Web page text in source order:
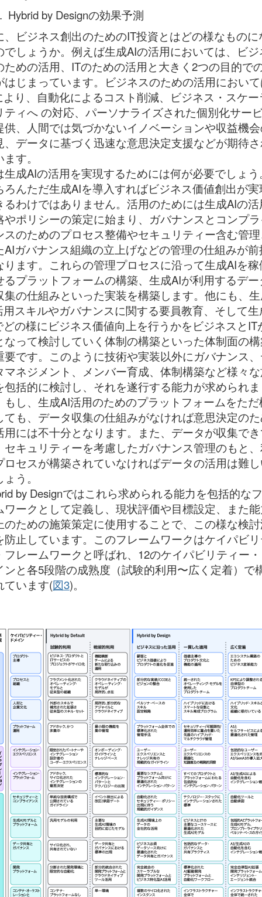
Hybrid by Designの効果予測
、ビジネス創出のためのIT投資とはどの様なものに
でしょうか。例えば生成AIの活用においては、ビジ
ための活用、ITのための活用と大きく2つの目的で
はじまっています。ビジネスのための活用におい
より、自動化によるコスト削減、ビジネス・スケー
ティへ の対応、パーソナライズされた個別化サー
供、人間では気づかないイノベーションや収益機
、データに基づく迅速な意思決定支援などが期待
す。
生成AIの活用を実現するためには何が必要でしょう
ろんただ生成AIを導入すればビジネス価値創出が実
るわけではありません。活用のためには生成AIの活
やポリシーの策定に始まり、ガバナンスとコンプ
スのためのプロセス整備やセキュリティー含む管
AIガバナンス組織の立上げなどの管理の仕組みが前
ります。これらの管理プロセスに沿って生成AIを稼
るプラットフォームの構築、生成AIが利用するデー
集の仕組みといった実装を構築します。他にも、
用スキルやガバナンスに関する要員教育、そして生
どの様にビジネス価値向上を行うかをビジネスとIT
なって検討していく体制の構築といった体制面の
要です。このように技術や実装以外にガバナンス
マネジメント、メンバー育成、体制構築など様々
包括的に検討し、それを遂行する能力が求められま
もし、生成AI活用のためのプラットフォームをただ
ても、データ収集の仕組みがなければ意思決定の
用には不十分となります。また、データが収集で
セキュリティーを考慮したガバナンス管理のもと
ロセスが構築されていなければデータの活用は難
ょう。
by Designではこれら求められる能力を包括的な
ワークとして定義し、現状評価や目標設定、また
のための施策策定に使用することで、この様な検
防止しています。このフレームワークはケイパビ
フレームワークと呼ばれ、12のケイパビリティー
ンと各5段階の成熟度（試験的利用〜広く定着）で
ています(図3)。